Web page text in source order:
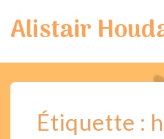
passer
Alistair
Étiquette :